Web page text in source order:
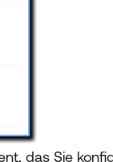
das Sie